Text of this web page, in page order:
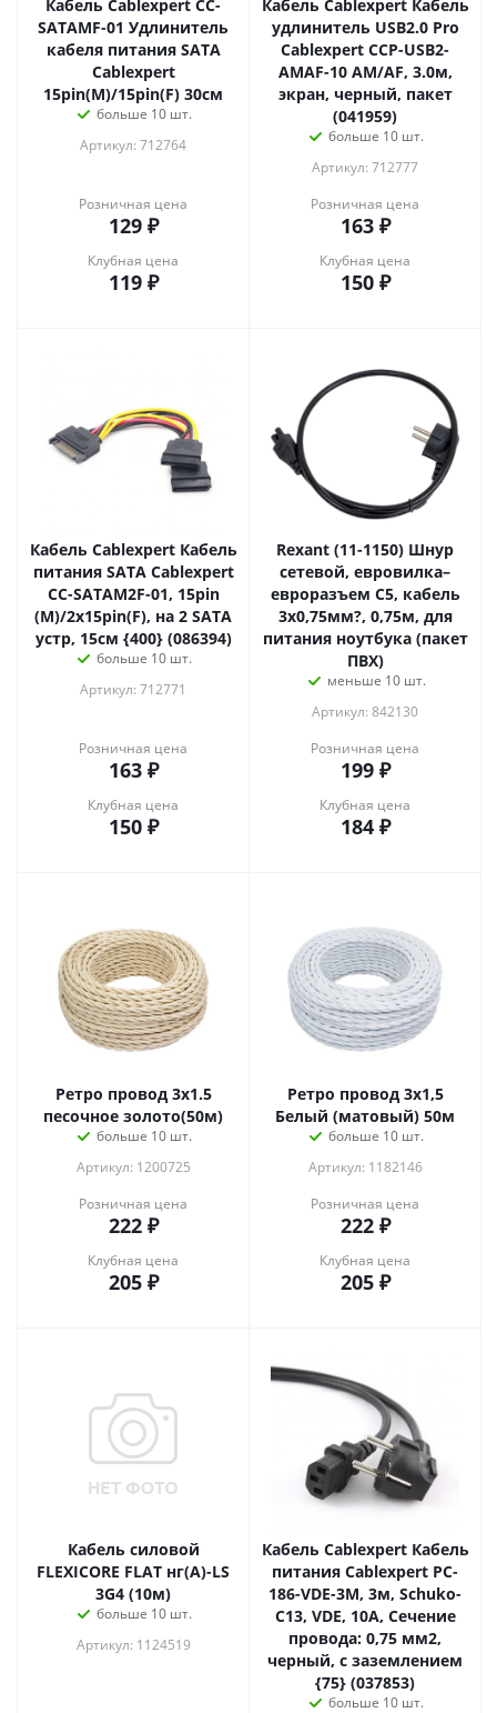
Кабель Cablexpert CC-
SATAMF-01 Удлинитель
кабеля питания SATA
Cablexpert
15pin(M)/15pin(F) 30см
больше 10 шт.
Артикул: 712764
Розничная цена
129₽
Клубная цена
119₽
Кабель Cablexpert Кабель
удлинитель USB2.0 Pro
Cablexpert CCP-USB2-
AMAF-10 AM/AF, 3.0м,
экран, черный, пакет
(041959)
больше 10 шт.
Артикул: 712777
Розничная цена
163₽
Клубная цена
150₽
Кабель Cablexpert Кабель
питания SATA Cablexpert
CC-SATAM2F-01, 15pin
(M)/2x15pin(F), на 2 SATA
устр, 15см {400} (086394)
больше 10 шт.
Артикул: 712771
Розничная цена
163₽
Клубная цена
150₽
Rexant (11-1150) Шнур
сетевой, евровилка–
евроразъем С5, кабель
3x0,75мм?, 0,75м, для
питания ноутбука (пакет
ПВХ)
меньше 10 шт.
Артикул: 842130
Розничная цена
199₽
Клубная цена
184₽
Ретро провод 3х1.5
песочное золото(50м)
больше 10 шт.
Артикул: 1200725
Розничная цена
222₽
Клубная цена
205₽
Ретро провод 3х1,5
Белый (матовый) 50м
больше 10 шт.
Артикул: 1182146
Розничная цена
222₽
Клубная цена
205₽
Кабель силовой
FLEXICORE FLAT нг(А)-LS
3G4 (10м)
больше 10 шт.
Артикул: 1124519
Кабель Cablexpert Кабель
питания Cablexpert PC-
186-VDE-3M, 3м, Schuko-
C13, VDE, 10А, Сечение
провода: 0,75 мм2,
черный, с заземлением
{75} (037853)
больше 10 шт.